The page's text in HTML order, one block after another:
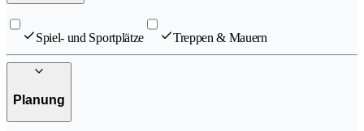
Spiel- und Sportplätze Treppen & Mauern
Planung